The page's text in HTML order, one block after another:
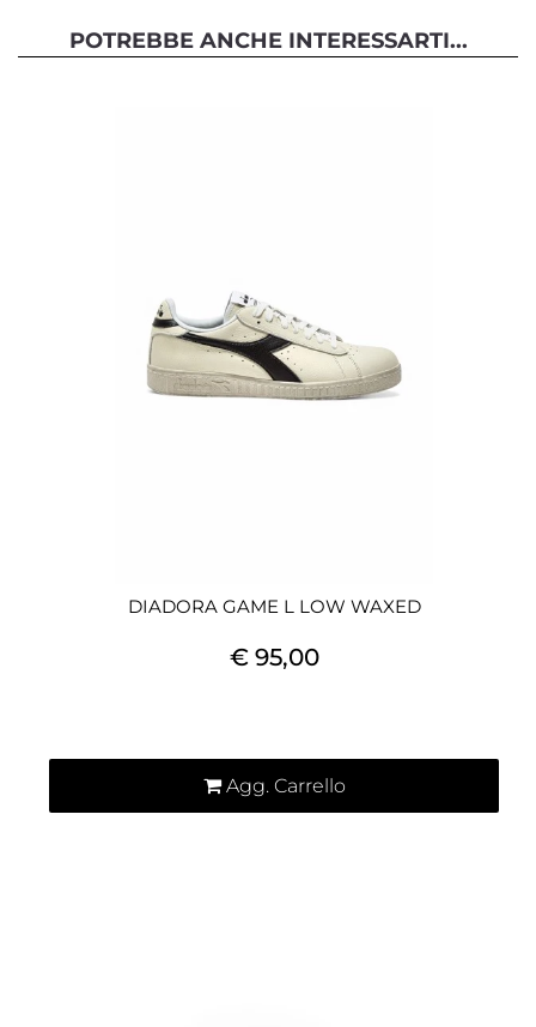
POTREBBE ANCHE INTERESSARTI...
DIADORA GAME L LOW WAXED
€ 95,00
Agg. Carrello